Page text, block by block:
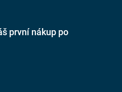
první nákup po